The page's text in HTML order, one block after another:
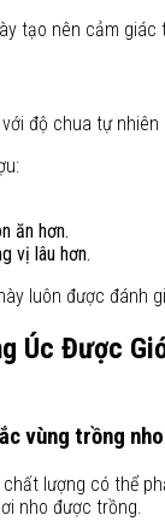
tạo nên cảm giác
độ chua tự nhiên
ăn hơn.
vị lâu hơn.
luôn được đánh
Úc Được
vùng trồng nho
lượng có thể
nho được trồng.